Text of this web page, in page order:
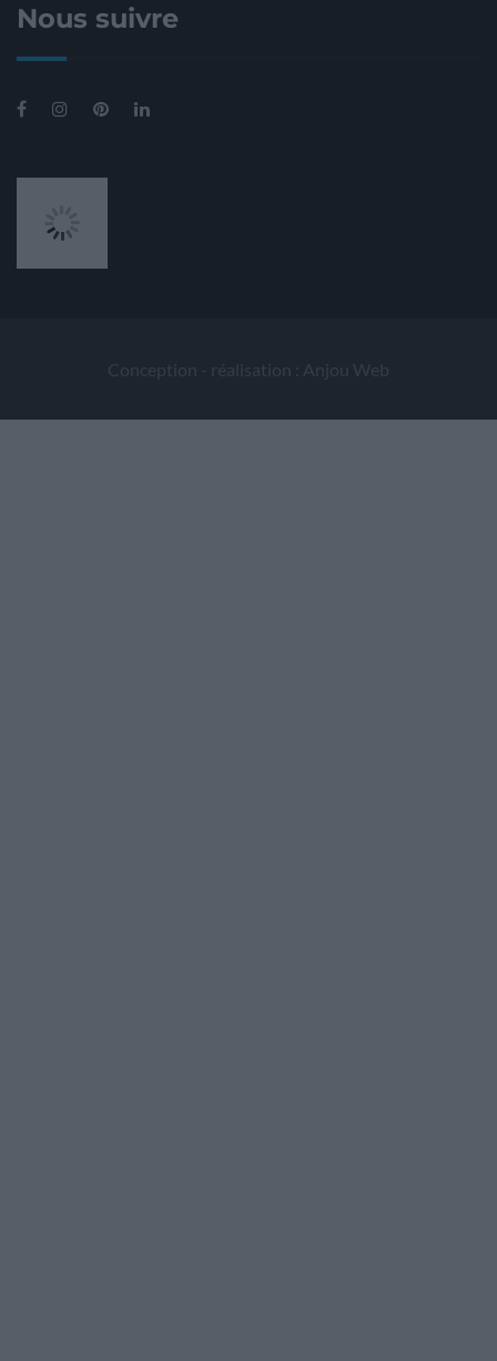
Nous suivre
Conception - réalisation : Anjou Web